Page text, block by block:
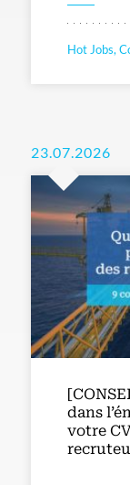
Hot Jobs,
23.07.2026
dans
votre